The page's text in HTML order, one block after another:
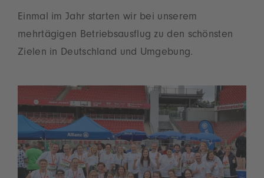
Einmal im Jahr starten wir bei unserem
mehrtägigen Betriebsausflug zu den schönsten
Zielen in Deutschland und Umgebung.